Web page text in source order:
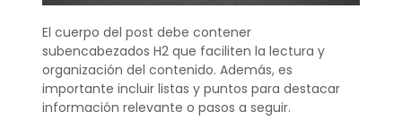
El cuerpo del post debe contener
subencabezados H2 que faciliten la lectura y
organización del contenido. Además, es
importante incluir listas y puntos para destacar
información relevante o pasos a seguir.